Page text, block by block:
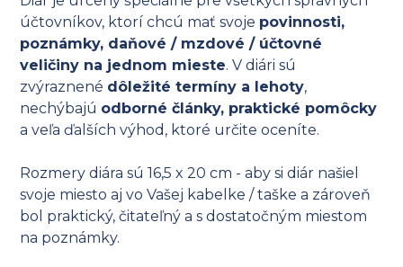
účtovníkov, ktorí chcú mať svoje povinnosti,
poznámky, daňové / mzdové / účtovné
veličiny na jednom mieste. V diári sú
zvýraznené dôležité termíny a lehoty,
nechýbajú odborné články, praktické pomôcky
a veľa ďalších výhod, ktoré určite oceníte.
Rozmery diára sú 16,5 x 20 cm - aby si diár našiel
svoje miesto aj vo Vašej kabelke / taške a zároveň
bol praktický, čitateľný a s dostatočným miestom
na poznámky.